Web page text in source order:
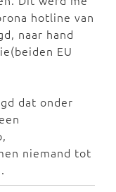
hotline van
naar hand
EU
dat onder
niemand tot